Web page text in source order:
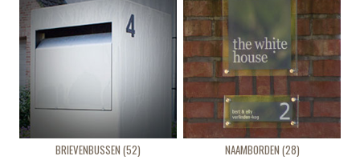
BRIEVENBUSSEN (52) NAAMBORDEN (28)